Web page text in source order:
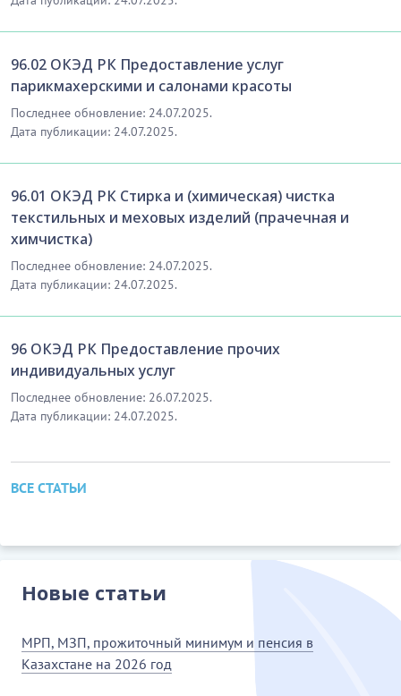
96.02 ОКЭД РК Предоставление услуг
парикмахерскими и салонами красоты
Последнее обновление: 24.07.2025.
Дата публикации: 24.07.2025.
96.01 ОКЭД РК Стирка и (химическая) чистка
текстильных и меховых изделий (прачечная и
химчистка)
Последнее обновление: 24.07.2025.
Дата публикации: 24.07.2025.
96 ОКЭД РК Предоставление прочих
индивидуальных услуг
Последнее обновление: 26.07.2025.
Дата публикации: 24.07.2025.
ВСЕ СТАТЬИ
Новые статьи
МРП, МЗП, прожиточный минимум и пенсия в
Казахстане на 2026 год